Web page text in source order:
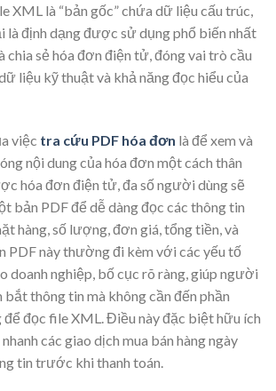
XML là “bản gốc” chứa dữ liệu cấu trúc,
là định dạng được sử dụng phổ biến nhất
chia sẻ hóa đơn điện tử, đóng vai trò cầu
liệu kỹ thuật và khả năng đọc hiểu của
việc tra cứu PDF hóa đơn là để xem và
nội dung của hóa đơn một cách thân
hóa đơn điện tử, đa số người dùng sẽ
bản PDF để dễ dàng đọc các thông tin
hàng, số lượng, đơn giá, tổng tiền, và
PDF này thường đi kèm với các yếu tố
doanh nghiệp, bố cục rõ ràng, giúp người
bắt thông tin mà không cần đến phần
để đọc file XML. Điều này đặc biệt hữu ích
các giao dịch mua bán hàng ngày
tin trước khi thanh toán.